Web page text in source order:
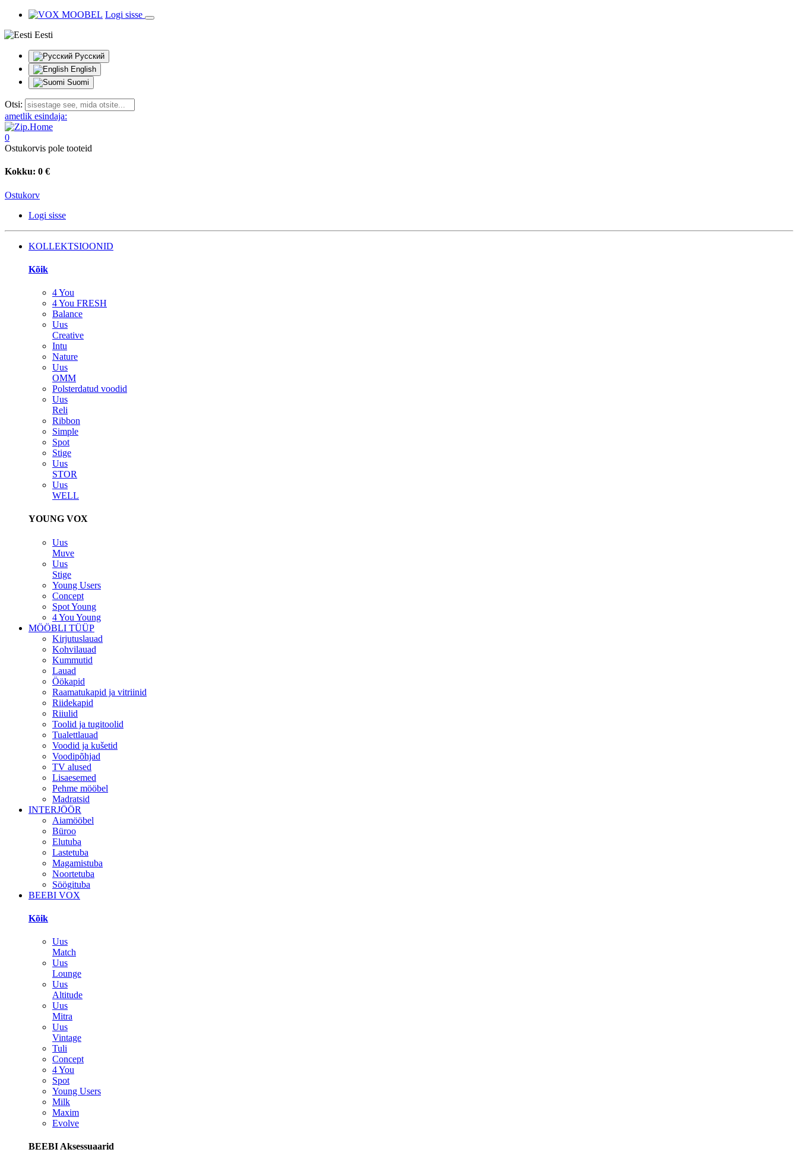
Logi sisse
Eesti
Русский
English
Suomi
Otsi:
ametlik esindaja:
0
Ostukorvis pole tooteid
Kokku: 0 €
Ostukorv
Logi sisse
KOLLEKTSIOONID
Kõik
4 You
4 You FRESH
Balance
Uus
Creative
Intu
Nature
Uus
OMM
Polsterdatud voodid
Uus
Reli
Ribbon
Simple
Spot
Stige
Uus
STOR
Uus
WELL
YOUNG VOX
Uus
Muve
Uus
Stige
Young Users
Concept
Spot Young
4 You Young
MÖÖBLI TÜÜP
Kirjutuslauad
Kohvilauad
Kummutid
Lauad
Öökapid
Raamatukapid ja vitriinid
Riidekapid
Riiulid
Toolid ja tugitoolid
Tualettlauad
Voodid ja kušetid
Voodipõhjad
TV alused
Lisaesemed
Pehme mööbel
Madratsid
INTERJÖÖR
Aiamööbel
Büroo
Elutuba
Lastetuba
Magamistuba
Noortetuba
Söögituba
BEEBI VOX
Kõik
Uus
Match
Uus
Lounge
Uus
Altitude
Uus
Mitra
Uus
Vintage
Tuli
Concept
4 You
Spot
Young Users
Milk
Maxim
Evolve
BEEBI Aksessuaarid